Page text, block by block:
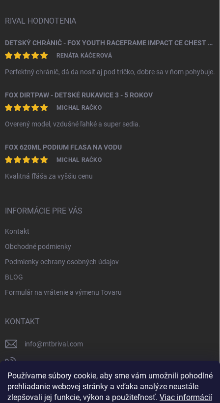
Používame súbory cookie, aby sme vám umožnili pohodlné
prehliadanie webovej stránky a vďaka analýze neustále
zlepšovali jej funkcie, výkon a použiteľnosť. Viac informácií
RIVAL HODNOTENIA
DETSKÝ CHRÁNIČ - FOX YOUTH RACEFRAME IMPACT CE CHEST GUARD
RENÁTA KÁČEROVÁ
Perfektný chránič, dá da nosiť aj pod tričko, dobre sa v ňom pohybuje.
FOX DIRTPAW - DETSKÉ RUKAVICE 3 - 5 ROKOV
MICHAL RAČKO
Overený model, vzdušné ľahké a super sedia.
FOX 620ML PODIUM FĽAŠA NA VODU
MICHAL RAČKO
Kvalitná fľáša za vyššiu cenu
INFORMÁCIE PRE VÁS
Kontakt
Obchodné podmienky
Podmienky ochrany osobných údajov
BLOG
Formulár na vrátenie a výmenu Tovaru
KONTAKT
info@mtbrival.com
Náš Facebook